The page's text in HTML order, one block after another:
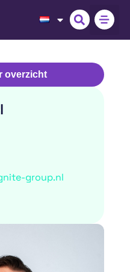
overzicht
group.nl